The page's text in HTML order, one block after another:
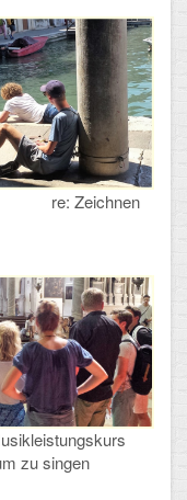
Zeichnen
zu singen